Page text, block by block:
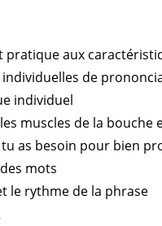
aux
de
individuel
muscles de la bouche
as besoin pour bien
mots
le rythme de la phrase